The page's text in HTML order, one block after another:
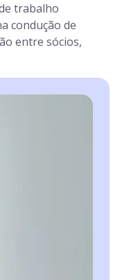
trabalho
condução de
entre sócios,